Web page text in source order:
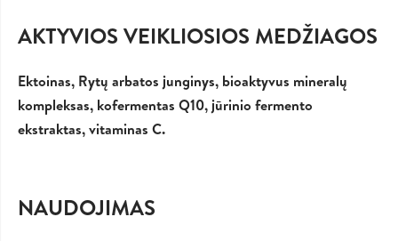
AKTYVIOS VEIKLIOSIOS MEDŽIAGOS
Ektoinas, Rytų arbatos junginys, bioaktyvus mineralų
kompleksas, kofermentas Q10, jūrinio fermento
ekstraktas, vitaminas C.
NAUDOJIMAS